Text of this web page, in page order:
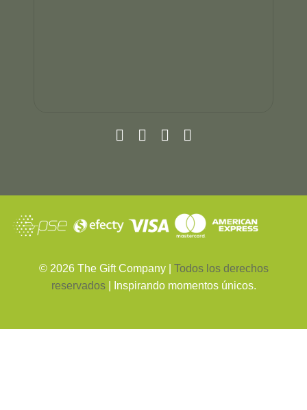
© 2026The Gift Company |
Todos los derechos
reservados
| Inspirando momentos únicos.